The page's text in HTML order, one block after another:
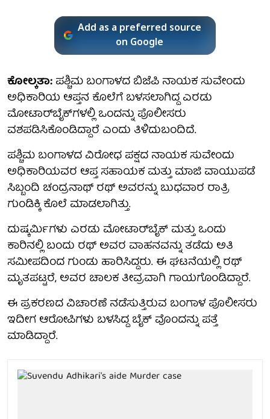
Add as a preferred source
on Google
ಕೋಲ್ಕತಾ:ಪಶ್ಚಿಮ ಬಂಗಾಳದ ಬಿಜೆಪಿ ನಾಯಕ ಸುವೇಂದು
ಅಧಿಕಾರಿಯ ಆಪ್ತನ ಕೊಲೆಗೆ ಬಳಸಲಾಗಿದ್ದ ಎರಡು
ಮೋಟಾರ್‌ಬೈಕ್‌ಗಳಲ್ಲಿ ಒಂದನ್ನು ಪೊಲೀಸರು
ವಶಪಡಿಸಿಕೊಂಡಿದ್ದಾರೆ ಎಂದು ತಿಳಿದುಬಂದಿದೆ.
ಪಶ್ಚಿಮ ಬಂಗಾಳದ ವಿರೋಧ ಪಕ್ಷದ ನಾಯಕ ಸುವೇಂದು
ಅಧಿಕಾರಿಯವರ ಆಪ್ತ ಸಹಾಯಕ ಮತ್ತು ಮಾಜಿ ವಾಯುಪಡೆ
ಸಿಬ್ಬಂದಿ ಚಂದ್ರನಾಥ್ ರಥ್ ಅವರನ್ನು ಬುಧವಾರ ರಾತ್ರಿ
ಗುಂಡಿಕ್ಕಿ ಕೊಲೆ ಮಾಡಲಾಗಿತ್ತು.
ದುಷ್ಕರ್ಮಿಗಳು ಎರಡು ಮೋಟಾರ್‌ಬೈಕ್ ಮತ್ತು ಒಂದು
ಕಾರಿನಲ್ಲಿ ಬಂದು ರಥ್ ಅವರ ವಾಹನವನ್ನು ತಡೆದು ಅತಿ
ಸಮೀಪದಿಂದ ಗುಂಡು ಹಾರಿಸಿದ್ದರು. ಈ ಘಟನೆಯಲ್ಲಿ ರಥ್
ಮೃತಪಟ್ಟರೆ, ಅವರ ಚಾಲಕ ತೀವ್ರವಾಗಿ ಗಾಯಗೊಂಡಿದ್ದಾರೆ.
ಈ ಪ್ರಕರಣದ ವಿಚಾರಣೆ ನಡೆಸುತ್ತಿರುವ ಬಂಗಾಳ ಪೊಲೀಸರು
ಇದೀಗ ಆರೋಪಿಗಳು ಬಳಸಿದ್ದ ಬೈಕ್ ವೊಂದನ್ನು ಪತ್ತೆ
ಮಾಡಿದ್ದಾರೆ.